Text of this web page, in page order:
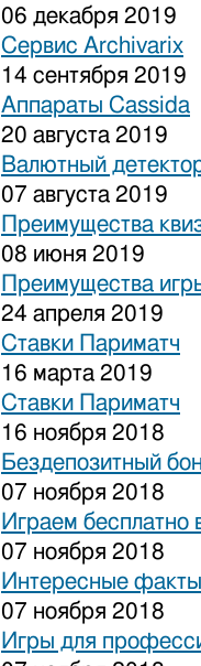
06 декабря 2019
Сервис Archivarix
14 сентября 2019
Аппараты Cassida
20 августа 2019
Валютный
07 августа 2019
Преимущества
08 июня 2019
Преимущества
24 апреля 2019
Ставки Париматч
16 марта 2019
Ставки Париматч
16 ноября 2018
Бездепозитный
07 ноября 2018
Играем бесплатно
07 ноября 2018
Интересные
07 ноября 2018
Игры для